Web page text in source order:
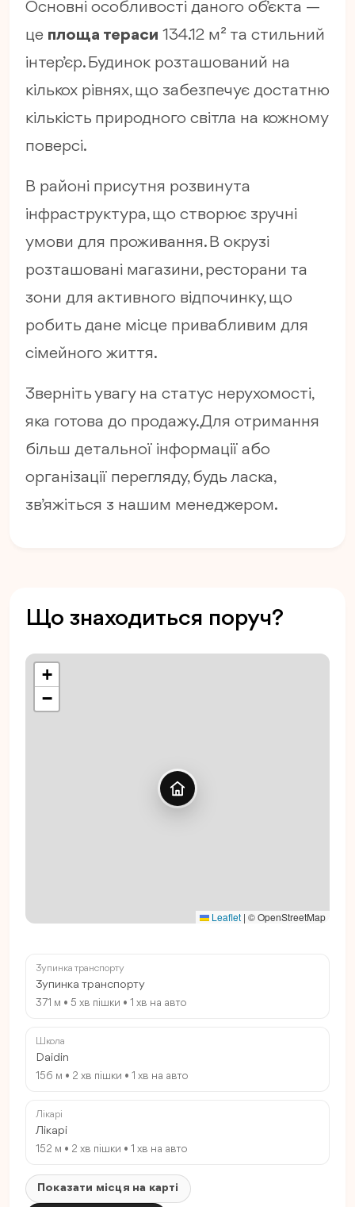
Основні особливості даного об’єкта —
це площа тераси 134.12 м² та стильний
інтер’єр. Будинок розташований на
кількох рівнях, що забезпечує достатню
кількість природного світла на кожному
поверсі.
В районі присутня розвинута
інфраструктура, що створює зручні
умови для проживання. В окрузі
розташовані магазини, ресторани та
зони для активного відпочинку, що
робить дане місце привабливим для
сімейного життя.
Зверніть увагу на статус нерухомості,
яка готова до продажу. Для отримання
більш детальної інформації або
організації перегляду, будь ласка,
зв’яжіться з нашим менеджером.
Що знаходиться поруч?
+
−
Leaflet | © OpenStreetMap
Зупинка транспорту
Зупинка транспорту
371 м • 5 хв пішки • 1 хв на авто
Школа
Daidin
156 м • 2 хв пішки • 1 хв на авто
Лікарі
Лікарі
152 м • 2 хв пішки • 1 хв на авто
Показати місця на карті